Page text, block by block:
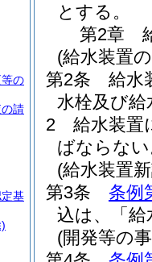
とする。
第2章
(給水装置
第2条
給水
水栓及び
2
給水装置
ばならな
(給水装置
第3条
条例
込は、「
(開発等の
の
請
基